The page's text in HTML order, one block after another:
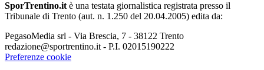
SporTrentino.it è una testata giornalistica registrata presso il
Tribunale di Trento (aut. n. 1.250 del 20.04.2005) edita da:
PegasoMedia srl - Via Brescia, 7 - 38122 Trento
redazione@sportrentino.it - P.I. 02015190222
Preferenze cookie